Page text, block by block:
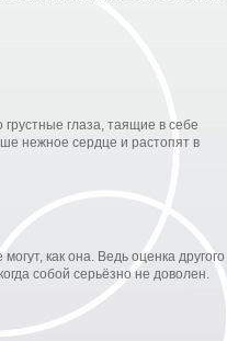
глаза, таящие в себе
нежное сердце и растопят в
как она. Ведь оценка другого
собой серьёзно не доволен.